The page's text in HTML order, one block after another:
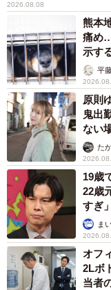
2026.08.08
熊本
痛め
示す
平
原則
鬼出
ない
スト
た
19歳
22歳
すぎ」
ま
オフ
2Lボ
当者